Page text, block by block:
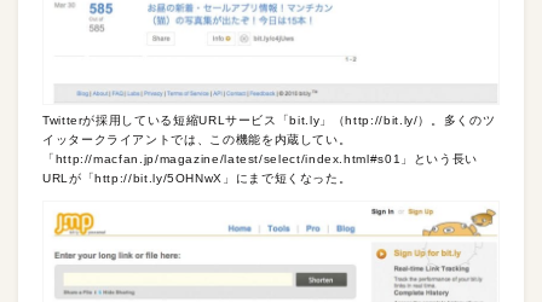
Twitterが採用している短縮URLサービス「bit.ly」（http://bit.ly/）。多くのツ
イッタークライアントでは、この機能を内蔵してい。
「http://macfan.jp/magazine/latest/select/index.html#s01」という長い
URLが「http://bit.ly/5OHNwX」にまで短くなった。